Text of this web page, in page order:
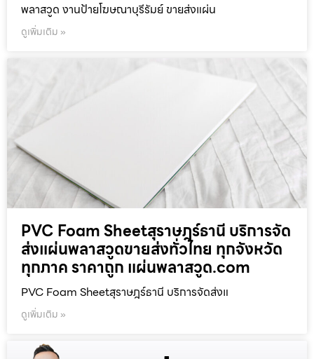
พลาสวูด งานป้ายโฆษณาบุรีรัมย์ ขายส่งแผ่น
ดูเพิ่มเติม »
PVC Foam Sheetสุราษฎร์ธานี บริการจัด
ส่งแผ่นพลาสวูดขายส่งทั่วไทย ทุกจังหวัด
ทุกภาค ราคาถูก แผ่นพลาสวูด.com
PVC Foam Sheetสุราษฎร์ธานี บริการจัดส่งแ
ดูเพิ่มเติม »